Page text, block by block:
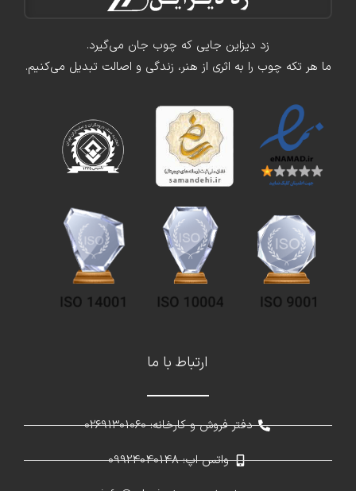
زد دیزاین جایی که چوب جان می‌گیرد.
ما هر تکه چوب را به اثری از هنر، زندگی و اصالت تبدیل می‌کنیم.
ارتباط با ما
دفتر فروش و کارخانه: 02691301060
واتس اپ: 09924040148